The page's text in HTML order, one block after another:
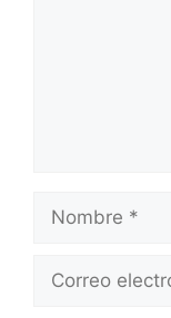
Nombre
Correo